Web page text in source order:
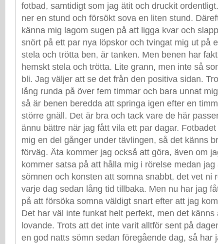
fotbad, samtidigt som jag ätit och druckit
ner en stund och försökt sova en liten stund.
känna mig lagom sugen på att ligga kvar och
snört på ett par nya löpskor och tvingat mig ut på
stela och trötta ben, är tanken. Men benen har
hemskt stela och trötta. Lite grann, men inte så
bli. Jag väljer att se det från den positiva sidan.
lång runda på över fem timmar och bara unnat
så är benen beredda att springa igen efter en
större gnäll. Det är bra och tack vare de här
ännu bättre när jag fått vila ett par dagar.
mig en del gånger under tävlingen, så det känns
förväg. Äta kommer jag också att göra, även om
kommer satsa på att hålla mig i rörelse medan
sömnen och konsten att somna snabbt, det vet ni
varje dag sedan lång tid tillbaka. Men nu har jag
på att försöka somna väldigt snart efter att jag
Det har väl inte funkat helt perfekt, men det känns
lovande. Trots att det inte varit alltför sent på
en god natts sömn sedan föregående dag, så har